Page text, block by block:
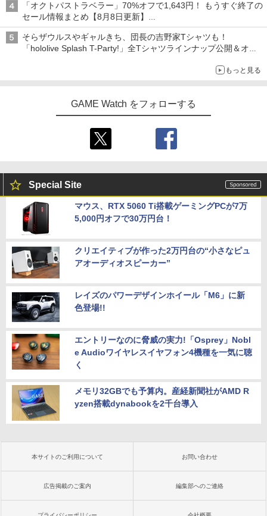
「オクトパストラベラー」70%オフで1,643円！ もうすぐ終了の
セール情報まとめ【8月8日更新】
ニンテンドーeショップでは「大神 絶景版」が67%オフで990円
そらザウルスやギャルきち、団長の吉野家Tシャツも！
「hololive Splash T-Party!」全Tシャツラインナップ公開＆オン
もっと見る
GAME Watch をフォローする
Special Site
マウス、RTX 5060 Ti搭載ゲーミングPCが7万
5,000円オフで30万円台！
クリエイティブが作った2万円台の“小さなピュ
アオーディオスピーカー”
レイズのパワーデザインホイール「M6」に新
色登場!!
エントリーなのに脅威の実力!「Osprey」Nobl
e Audioワイヤレスイヤフォン4機種を一気に聴
く
メモリ32GBでも予算内。産経新聞社がAMD R
yzen搭載dynabookを2千台導入
本サイトのご利用について お問い合わせ
広告掲載のご案内 編集部へのご連絡